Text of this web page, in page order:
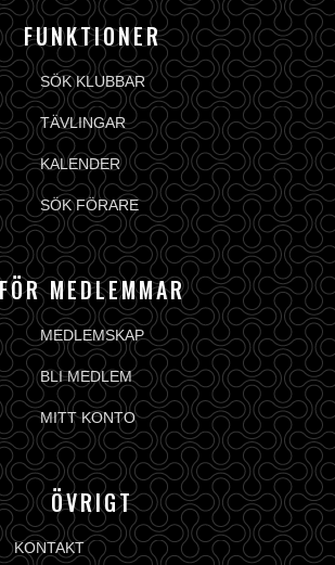
FUNKTIONER
SÖK KLUBBAR
TÄVLINGAR
KALENDER
SÖK FÖRARE
FÖR MEDLEMMAR
MEDLEMSKAP
BLI MEDLEM
MITT KONTO
ÖVRIGT
KONTAKT